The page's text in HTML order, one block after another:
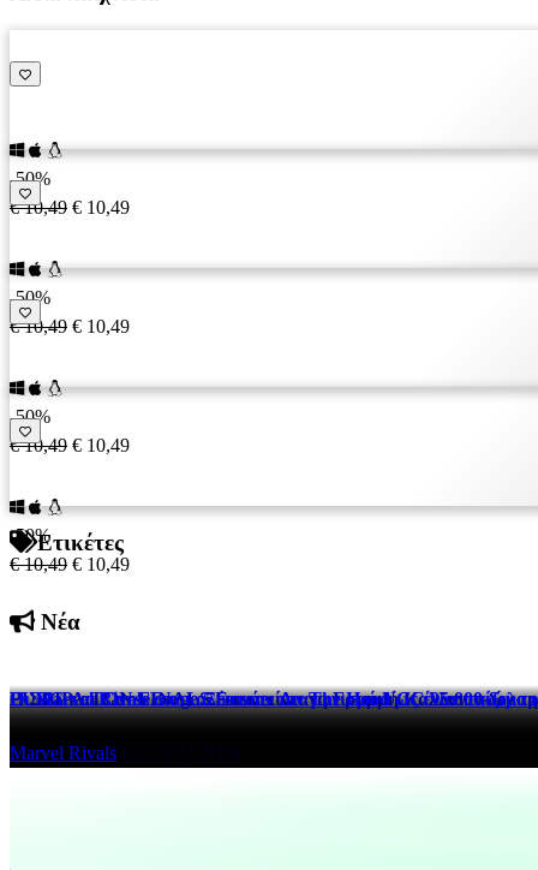
NO
PL
PT
RU
SR
SV
TR
UK
VI
-50%
€ 10,49 € 10,49
-50%
€ 10,49 € 10,49
-50%
€ 10,49 € 10,49
-50%
€ 10,49 € 10,49
Ετικέτες
Νέα
Η ΣΕΙΡΑ ΤΩΝ FINALS Επεκτείνει τη Γραμμή Καλλυντικών
THE FINALS 14 hrs ago
PUBG και CurseForge Ξεκινάει Διαγωνισμό UGC 95.000
PUBG: BATTLEGROUNDS
Οι Marvel Rivals αποκαλύπτουν τον The Hood ως έναν παίξιμο
Marvel Rivals 14 hrs ago